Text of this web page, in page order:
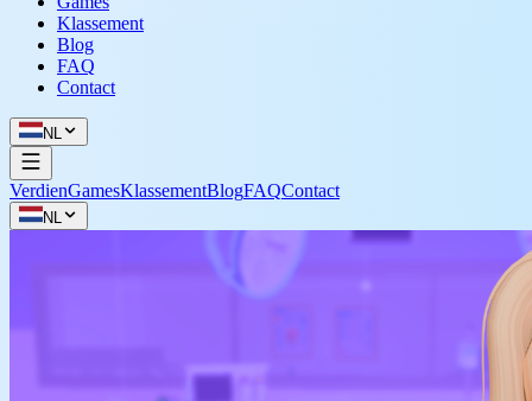
Klassement
Blog
FAQ
Contact
NL
VerdienGamesKlassementBlogFAQContact
NL